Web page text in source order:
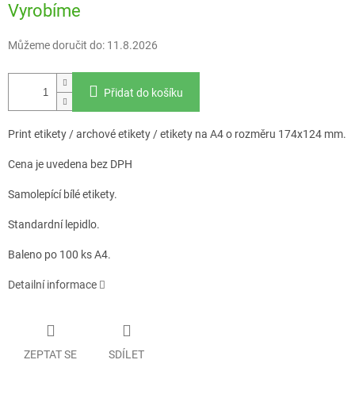
Vyrobíme
Můžeme doručit do: 11.8.2026
Přidat do košíku
Print etikety / archové etikety / etikety na A4 o rozměru 174x124 mm.
Cena je uvedena bez DPH
Samolepící bílé etikety.
Standardní lepidlo.
Baleno po 100 ks A4.
Detailní informace
ZEPTAT SE SDÍLET